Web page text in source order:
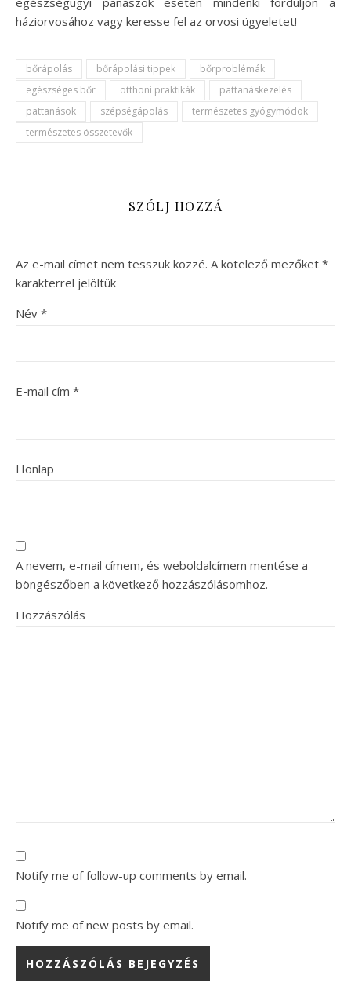
háziorvosához vagy keresse fel az orvosi ügyeletet!
bőrápolás bőrápolási tippek
bőrproblémák
egészséges bőr
otthoni praktikák
pattanáskezelés
pattanások
szépségápolás
természetes gyógymódok
természetes összetevők
SZÓLJ HOZZÁ
Az e-mail címet nem tesszük közzé. A kötelező mezőket *
karakterrel jelöltük
Név *
E-mail cím *
Honlap
A nevem, e-mail címem, és weboldalcímem mentése a
böngészőben a következő hozzászólásomhoz.
Hozzászólás
Notify me of follow-up comments by email.
Notify me of new posts by email.